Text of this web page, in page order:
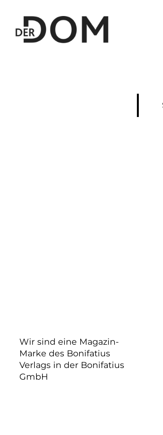
Wir sind eine Magazin-
Marke des Bonifatius
Verlags in der Bonifatius
GmbH